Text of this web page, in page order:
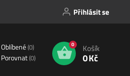
Přihlásit se
Oblíbené(0)
Porovnat(0)
0 Košík
0 Kč